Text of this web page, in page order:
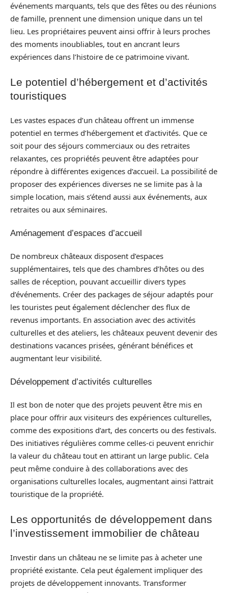
événements marquants, tels que des fêtes ou des réunions
de famille, prennent une dimension unique dans un tel
lieu. Les propriétaires peuvent ainsi offrir à leurs proches
des moments inoubliables, tout en ancrant leurs
expériences dans l’histoire de ce patrimoine vivant.
Le potentiel d’hébergement et d’activités
touristiques
Les vastes espaces d’un château offrent un immense
potentiel en termes d’hébergement et d’activités. Que ce
soit pour des séjours commerciaux ou des retraites
relaxantes, ces propriétés peuvent être adaptées pour
répondre à différentes exigences d’accueil. La possibilité de
proposer des expériences diverses ne se limite pas à la
simple location, mais s’étend aussi aux événements, aux
retraites ou aux séminaires.
Aménagement d’espaces d’accueil
De nombreux châteaux disposent d’espaces
supplémentaires, tels que des chambres d’hôtes ou des
salles de réception, pouvant accueillir divers types
d’événements. Créer des packages de séjour adaptés pour
les touristes peut également déclencher des flux de
revenus importants. En association avec des activités
culturelles et des ateliers, les châteaux peuvent devenir des
destinations vacances prisées, générant bénéfices et
augmentant leur visibilité.
Développement d’activités culturelles
Il est bon de noter que des projets peuvent être mis en
place pour offrir aux visiteurs des expériences culturelles,
comme des expositions d’art, des concerts ou des festivals.
Des initiatives régulières comme celles-ci peuvent enrichir
la valeur du château tout en attirant un large public. Cela
peut même conduire à des collaborations avec des
organisations culturelles locales, augmentant ainsi l’attrait
touristique de la propriété.
Les opportunités de développement dans
l’investissement immobilier de château
Investir dans un château ne se limite pas à acheter une
propriété existante. Cela peut également impliquer des
projets de développement innovants. Transformer